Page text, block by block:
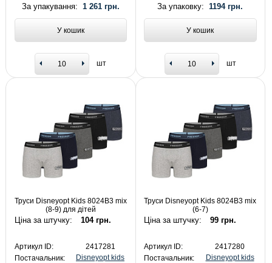
За упакування: 1 261 грн.
У кошик
шт
За упаковку:1194 грн.
У кошик
шт
Труси Disneyopt Kids 8024B3 mix
(8-9) для дітей
Ціна за штучку: 104 грн.
Артикул ID:
2417281
Постачальник:
Disneyopt kids
Труси Disneyopt Kids 8024B3 mix
(6-7)
Ціна за штучку: 99 грн.
Артикул ID:
2417280
Постачальник:
Disneyopt kids